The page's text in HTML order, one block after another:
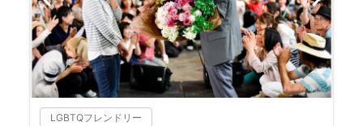
LGBTQフレンドリー